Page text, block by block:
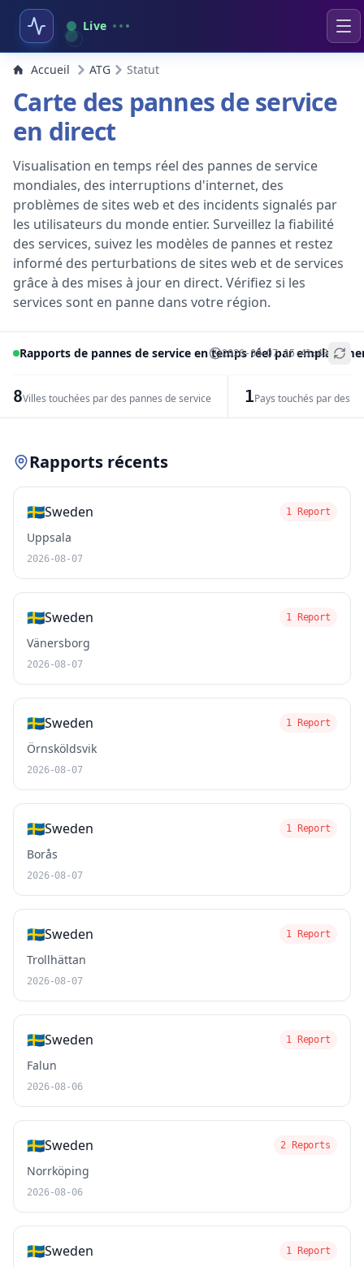
Live
Accueil ATG Statut
Carte des pannes de service
en direct
Visualisation en temps réel des pannes de service
mondiales, des interruptions d'internet, des
problèmes de sites web et des incidents signalés par
les utilisateurs du monde entier. Surveillez la fiabilité
des services, suivez les modèles de pannes et restez
informé des perturbations de sites web et de services
grâce à des mises à jour en direct. Vérifiez si les
services sont en panne dans votre région.
Rapports de pannes de service en temps réel par
2026-08-07 15:41:43
8Villes touchées par des pannes de service 1Pays touchés par des
+
Rapports récents
🇸🇪Sweden 1 Report
Uppsala
2026-08-07
🇸🇪Sweden 1 Report
Vänersborg
2026-08-07
🇸🇪Sweden 1 Report
Örnsköldsvik
2026-08-07
🇸🇪Sweden 1 Report
Borås
2026-08-07
🇸🇪Sweden 1 Report
Trollhättan
2026-08-07
🇸🇪Sweden 1 Report
Falun
2026-08-06
🇸🇪Sweden 2 Reports
Norrköping
2026-08-06
🇸🇪Sweden 1 Report